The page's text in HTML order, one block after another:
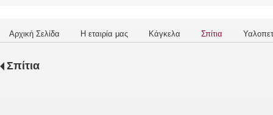
Αρχική Σελίδα Η εταιρία μας Κάγκελα Σπίτια
Σπίτια